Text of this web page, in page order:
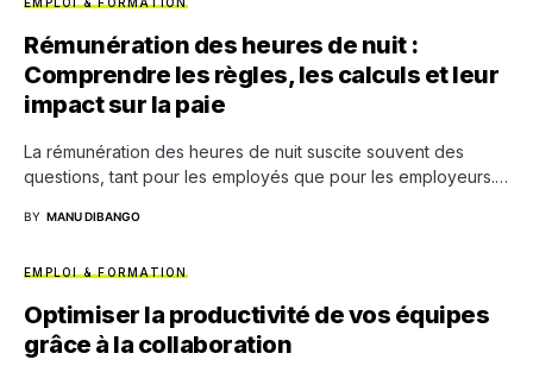
Rémunération des heures de nuit :
Comprendre les règles, les calculs et leur
impact sur la paie
La rémunération des heures de nuit suscite souvent des
questions, tant pour les employés que pour les employeurs.…
BY MANU DIBANGO
EMPLOI & FORMATION
Optimiser la productivité de vos équipes
grâce à la collaboration